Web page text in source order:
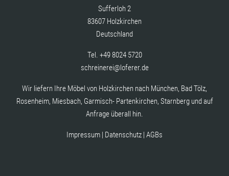
Sufferloh 2
83607 Holzkirchen
Deutschland
Tel. +49 8024 5720
schreinerei@loferer.de
Wir liefern Ihre Möbel von Holzkirchen nach München, Bad Tölz,
Rosenheim, Miesbach, Garmisch- Partenkirchen, Starnberg und auf
Anfrage überall hin.
Impressum Datenschutz AGBs